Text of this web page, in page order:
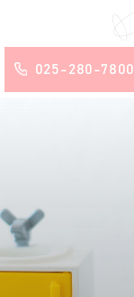
025-280-7800